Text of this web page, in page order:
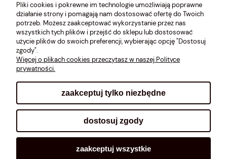
ROZMIARÓWKA [cm]
REGULAMIN
METODY PŁATNOŚCI
Sklep internetowy Shoplo.pl, powered byShoper.
Pliki cookies i pokrewne im technologie umożliwiają poprawne
działanie strony i pomagają nam dostosować ofertę do Twoich
potrzeb. Możesz zaakceptować wykorzystanie przez nas
wszystkich tych plików i przejść do sklepu lub dostosować
użycie plików do swoich preferencji, wybierając opcję "Dostosuj
zgody".
Więcej o plikach cookies przeczytasz w naszej Polityce
prywatności.
zaakceptuj tylko niezbędne
dostosuj zgody
zaakceptuj wszystkie